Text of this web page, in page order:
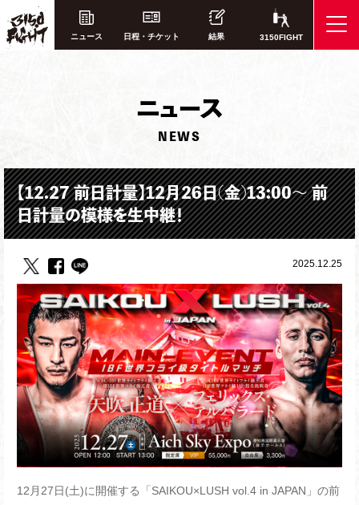
ニュース 日程・チケット 結果 3150FIGHT
ニュース
NEWS
【12.27 前日計量】12月26日(金)13:00～ 前
日計量の模様を生中継！
2025.12.25
12月27日(土)に開催する「SAIKOU×LUSH vol.4 in JAPAN」の前